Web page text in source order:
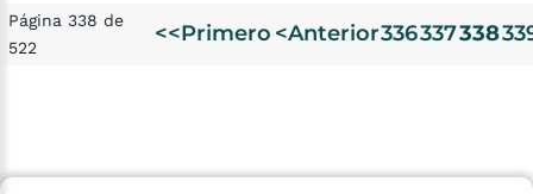
Página 338 de
522
<<Primero <Anterior336337338